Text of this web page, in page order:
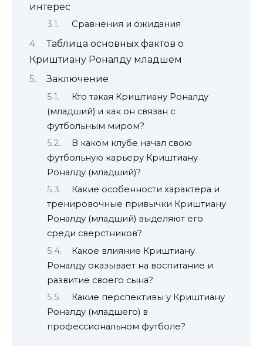
интерес
Сравнения и ожидания
Таблица основных фактов о
Криштиану Роналду младшем
Заключение
Кто такая Криштиану Роналду
(младший) и как он связан с
футбольным миром?
В каком клубе начал свою
футбольную карьеру Криштиану
Роналду (младший)?
Какие особенности характера и
тренировочные привычки Криштиану
Роналду (младший) выделяют его
среди сверстников?
Какое влияние Криштиану
Роналду оказывает на воспитание и
развитие своего сына?
Какие перспективы у Криштиану
Роналду (младшего) в
профессиональном футболе?